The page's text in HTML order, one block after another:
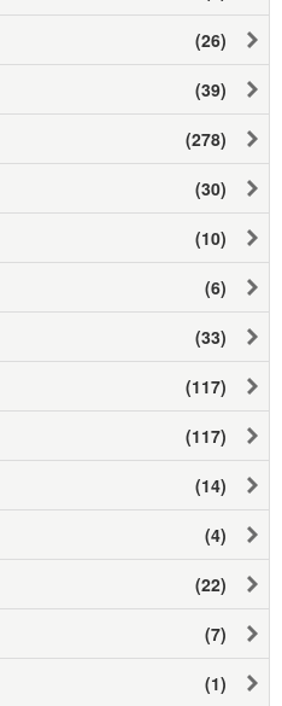
(26)
(39)
(278)
(30)
(10)
(6)
(33)
(117)
(117)
(14)
(4)
(22)
(7)
(1)